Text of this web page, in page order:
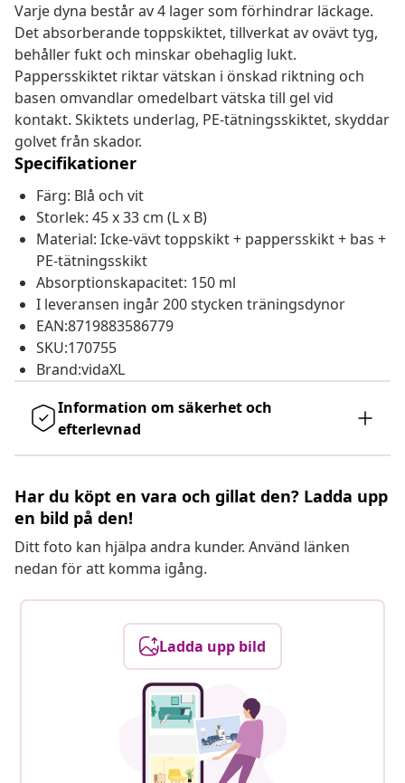
Varje dyna består av 4 lager som förhindrar läckage.
Det absorberande toppskiktet, tillverkat av ovävt tyg,
behåller fukt och minskar obehaglig lukt.
Pappersskiktet riktar vätskan i önskad riktning och
basen omvandlar omedelbart vätska till gel vid
kontakt. Skiktets underlag, PE-tätningsskiktet, skyddar
golvet från skador.
Specifikationer
Färg: Blå och vit
Storlek: 45 x 33 cm (L x B)
Material: Icke-vävt toppskikt + pappersskikt + bas +
PE-tätningsskikt
Absorptionskapacitet: 150 ml
I leveransen ingår 200 stycken träningsdynor
EAN:8719883586779
SKU:170755
Brand:vidaXL
Information om säkerhet och
efterlevnad
Har du köpt en vara och gillat den? Ladda upp
en bild på den!
Ditt foto kan hjälpa andra kunder. Använd länken
nedan för att komma igång.
Ladda upp bild